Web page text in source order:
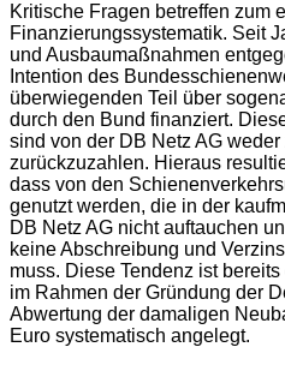
Kritische Fragen betreffen zum
Finanzierungssystematik. Seit
und Ausbaumaßnahmen
Intention des
überwiegenden Teil über
durch den Bund finanziert.
sind von der DB Netz AG
zurückzuzahlen. Hieraus
dass von den
genutzt werden, die in der
DB Netz AG nicht auftauchen
keine Abschreibung und
muss. Diese Tendenz ist
im Rahmen der Gründung der
Abwertung der damaligen
Euro systematisch angelegt.